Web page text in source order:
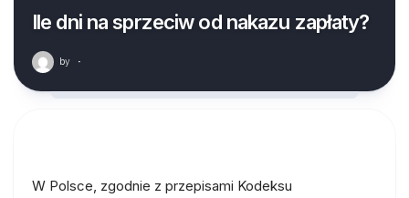
Ile dni na sprzeciw od nakazu zapłaty?
by ·
W Polsce, zgodnie z przepisami Kodeksu